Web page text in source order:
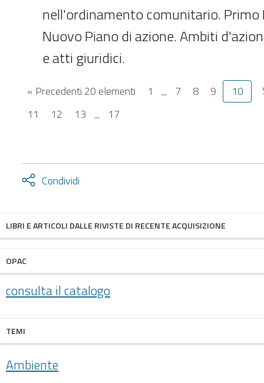
nell'ordinamento comunitario. Primo
Nuovo Piano di azione. Ambiti
e atti giuridici.
« Precedenti 20 elementi 1 ... 7 8 9
10
11
12 13 ... 17
Condividi
Attiva
LIBRI E ARTICOLI DALLE RIVISTE DI RECENTE ACQUISIZIONE
OPAC
consulta il catalogo
TEMI
Ambiente